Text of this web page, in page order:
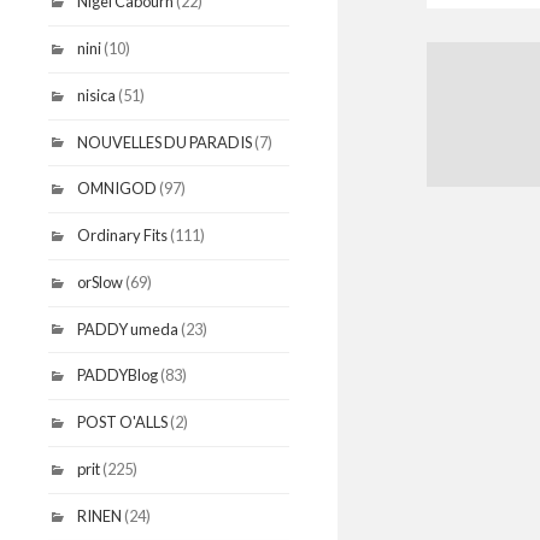
nini(10)
nisica (51)
NOUVELLES DU PARADIS(7)
OMNIGOD (97)
Ordinary Fits(111)
orSlow(69)
PADDY umeda (23)
PADDYBlog(83)
POST O'ALLS(2)
prit(225)
RINEN (24)